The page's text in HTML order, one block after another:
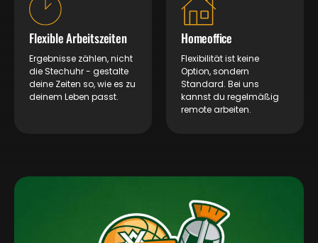
Flexible Arbeitszeiten
Ergebnisse zählen, nicht
die Stechuhr - gestalte
deine Zeiten so, wie es zu
deinem Leben passt.
Homeoffice
Flexibilität ist keine
Option, sondern
Standard. Bei uns
kannst du regelmäßig
remote arbeiten.